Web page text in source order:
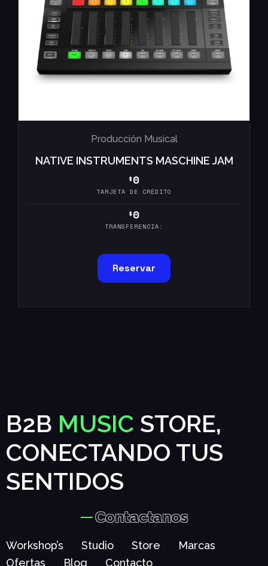
Producción Musical
NATIVE INSTRUMENTS MASCHINE JAM
$0
TARJETA DE CRÉDITO
$0
TRANSFERENCIA:
Reservar
B2B MUSIC STORE,
CONECTANDO TUS
SENTIDOS
Contactanos
Workshop’s Studio Store
Marcas
Ofertas
Blog Contacto